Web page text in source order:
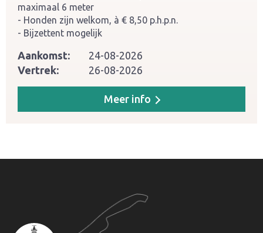
maximaal 6 meter
Honden zijn welkom, à € 8,50 p.h.p.n.
Bijzettent mogelijk
Aankomst:
24-08-2026
Vertrek:
26-08-2026
Meer info